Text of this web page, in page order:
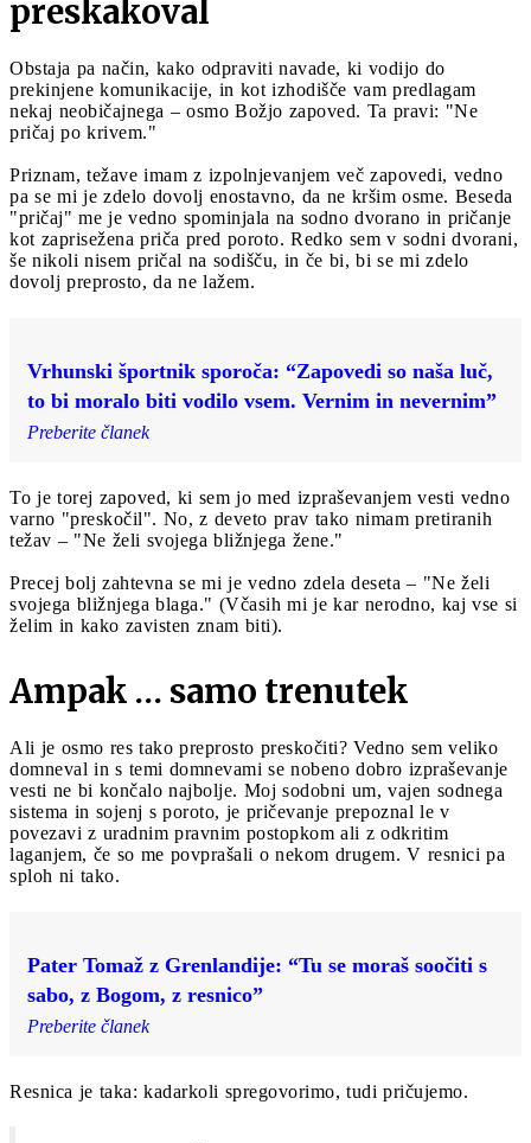
preskakoval
Obstaja pa način, kako odpraviti navade, ki vodijo do
prekinjene komunikacije, in kot izhodišče vam predlagam
nekaj neobičajnega – osmo Božjo zapoved. Ta pravi: "Ne
pričaj po krivem."
Priznam, težave imam z izpolnjevanjem več zapovedi, vedno
pa se mi je zdelo dovolj enostavno, da ne kršim osme. Beseda
"pričaj" me je vedno spominjala na sodno dvorano in pričanje
kot zaprisežena priča pred poroto. Redko sem v sodni dvorani,
še nikoli nisem pričal na sodišču, in če bi, bi se mi zdelo
dovolj preprosto, da ne lažem.
Vrhunski športnik sporoča: “Zapovedi so naša luč,
to bi moralo biti vodilo vsem. Vernim in nevernim”
Preberite članek
To je torej zapoved, ki sem jo med izpraševanjem vesti vedno
varno "preskočil". No, z deveto prav tako nimam pretiranih
težav – "Ne želi svojega bližnjega žene."
Precej bolj zahtevna se mi je vedno zdela deseta – "Ne želi
svojega bližnjega blaga." (Včasih mi je kar nerodno, kaj vse si
želim in kako zavisten znam biti).
Ampak … samo trenutek
Ali je osmo res tako preprosto preskočiti? Vedno sem veliko
domneval in s temi domnevami se nobeno dobro izpraševanje
vesti ne bi končalo najbolje. Moj sodobni um, vajen sodnega
sistema in sojenj s poroto, je pričevanje prepoznal le v
povezavi z uradnim pravnim postopkom ali z odkritim
laganjem, če so me povprašali o nekom drugem. V resnici pa
sploh ni tako.
Pater Tomaž z Grenlandije: “Tu se moraš soočiti s
sabo, z Bogom, z resnico”
Preberite članek
Resnica je taka: kadarkoli spregovorimo, tudi pričujemo.